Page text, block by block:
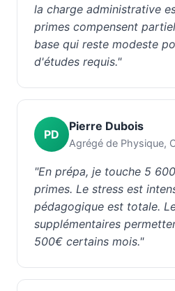
la charge administrative
primes compensent
base qui reste modeste
d'études requis."
PD
Pierre Dubois
Agrégé de Physique,
"En prépa, je touche 5
primes. Le stress est
pédagogique est totale.
supplémentaires
500€ certains mois."